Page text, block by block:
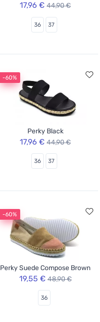
17,96 € 44,90 €
36 37
-60%
Perky Black
17,96 € 44,90 €
36 37
-60%
Perky Suede Compose Brown
19,55 € 48,90 €
36